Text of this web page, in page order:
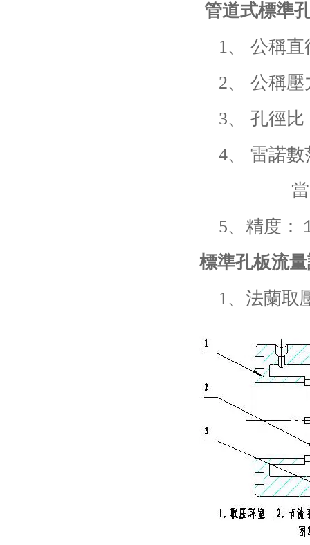
管道式標準
1、 公稱直
2、 公稱壓
3、 孔徑比
4、 雷諾數
當
5、精度：
標準孔板流
1、法蘭取